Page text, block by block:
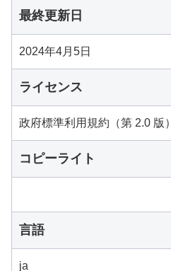
最終更新日
2024年4月5日
ライセンス
政府標準利用規約（第 2.0 版）
コピーライト
言語
ja